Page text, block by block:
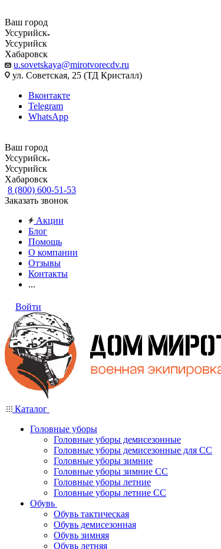
Ваш город
Уссурийск
Уссурийск
Хабаровск
u.sovetskaya@mirotvorecdv.ru
ул. Советская, 25 (ТД Кристалл)
Вконтакте
Telegram
WhatsApp
Ваш город
Уссурийск
Уссурийск
Хабаровск
8 (800) 600-51-53
Заказать звонок
Акции
Блог
Помощь
О компании
Отзывы
Контакты
...
Войти
Каталог
Головные уборы
Головные уборы демисезонные
Головные уборы демисезонные для СС
Головные уборы зимние
Головные уборы зимние СС
Головные уборы летние
Головные уборы летние СС
Обувь
Обувь тактическая
Обувь демисезонная
Обувь зимняя
Обувь летняя